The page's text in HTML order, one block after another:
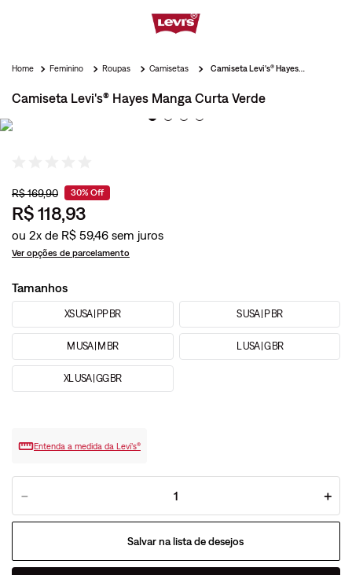
Feminino Roupas Camisetas
Camiseta Levi's® Hayes Manga Curta Verde
R$169,90 30% Off
R$118,93
ou 2x de R$ 59,46
Ver opções de parcelamento
Tamanhos
XS USA | PP BR S USA | P BR
M USA | M BR L USA | G BR
XL USA | GG BR
Entenda a medida da Levi’s®
＋
－